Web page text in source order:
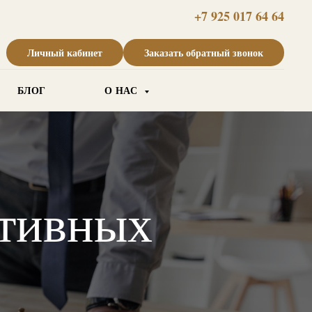
+7 925 017 64 64
Личный кабинет Заказать обратный звонок
БЛОГ О НАС